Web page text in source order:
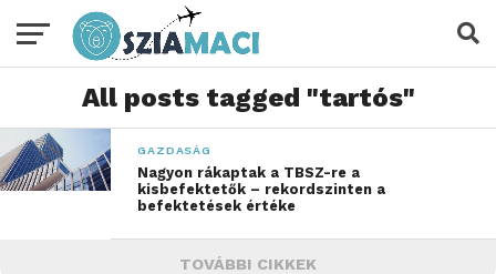
All posts tagged "tartós"
GAZDASÁG
Nagyon rákaptak a TBSZ-re a
kisbefektetők – rekordszinten a
befektetések értéke
TOVÁBBI CIKKEK